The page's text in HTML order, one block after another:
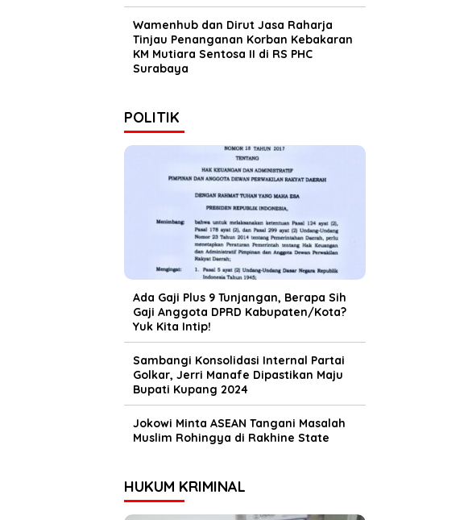
Wamenhub dan Dirut Jasa Raharja
Tinjau Penanganan Korban Kebakaran
KM Mutiara Sentosa II di RS PHC
Surabaya
POLITIK
Ada Gaji Plus 9 Tunjangan, Berapa Sih
Gaji Anggota DPRD Kabupaten/Kota?
Yuk Kita Intip!
Sambangi Konsolidasi Internal Partai
Golkar, Jerri Manafe Dipastikan Maju
Bupati Kupang 2024
Jokowi Minta ASEAN Tangani Masalah
Muslim Rohingya di Rakhine State
HUKUM KRIMINAL